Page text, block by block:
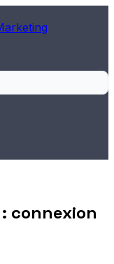
connexion